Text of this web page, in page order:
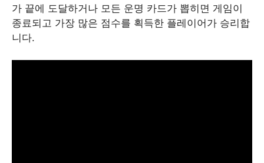
가 끝에 도달하거나 모든 운명 카드가 뽑히면 게임이
종료되고 가장 많은 점수를 획득한 플레이어가 승리합
니다.